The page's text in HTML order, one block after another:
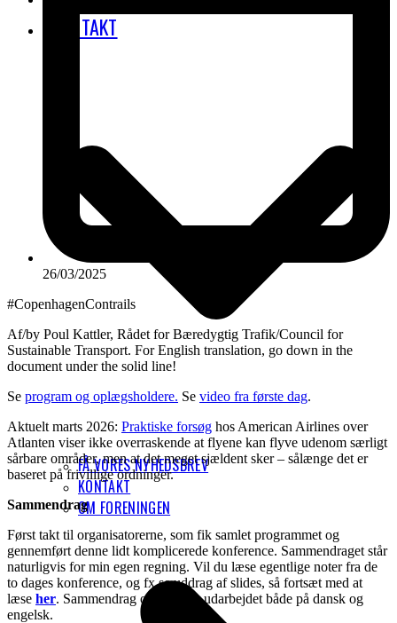
KONTAKT
FÅ VORES NYHEDSBREV
KONTAKT
OM FORENINGEN
26/03/2025
#CopenhagenContrails
Af/by Poul Kattler, Rådet for Bæredygtig Trafik/Council for
Sustainable Transport. For English translation, go down in the
document under the solid line!
Se program og oplægsholdere. Se video fra første dag.
Aktuelt marts 2026: Praktiske forsøg hos American Airlines over
Atlanten viser ikke overraskende at flyene kan flyve udenom særligt
sårbare områder, men at det meget sjældent sker – sålænge det er
baseret på frivillige ordninger.
Sammendrag
Først takt til organisatorerne, som fik samlet programmet og
gennemført denne lidt komplicerede konference. Sammendraget står
naturligvis for min egen regning. Vil du læse egentlige noter fra de
to dages konference, og fx se uddrag af slides, så fortsæt med at
læse her. Sammendrag og noter er udarbejdet både på dansk og
engelsk.